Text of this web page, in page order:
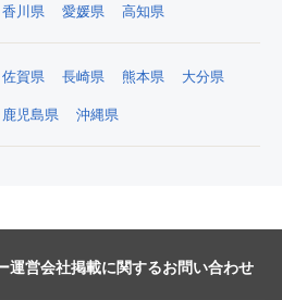
香川県 愛媛県 高知県
佐賀県 長崎県 熊本県 大分県
鹿児島県 沖縄県
運営会社掲載に関するお問い合わせ